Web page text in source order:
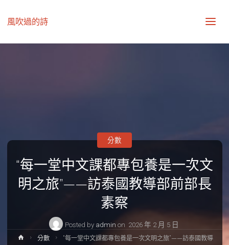
風吹過的詩
“每一堂中文課都專包養是一次文
明之旅”——訪泰國教導部前部長
素察
Posted by admin on 2026 年 2 月 5 日
分數
Home分數
“每一堂中文課都專包養是一次文明之旅”——訪泰國教導